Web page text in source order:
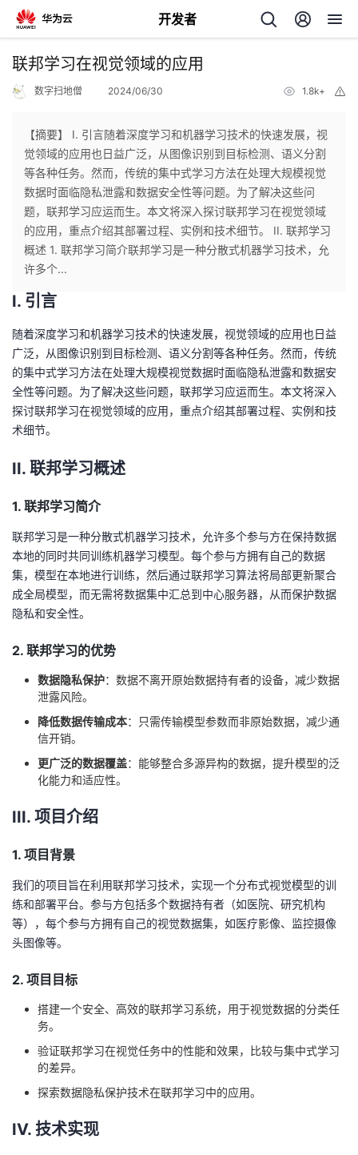
开发者
返
个
人
主
页
我
的
开
发
者
我
的
博
客
我
的
论
坛
我
的
圈
子
我
的
直
播
我
的
活
动
我
的
关
注
我
者
学
堂
我
的
课
程
我
的
认
证
我
的
实
验
我
的
收
Programs
支
持
我
的
术
支
我
云
声
议
联邦学习在视觉领域的应用
数字扫地僧 2024/06/30 1.8k+
【摘要】 I. 引言随着深度学习和机器学习技术的快速发展，视
觉领域的应用也日益广泛，从图像识别到目标检测、语义分割
等各种任务。然而，传统的集中式学习方法在处理大规模视觉
数据时面临隐私泄露和数据安全性等问题。为了解决这些问
题，联邦学习应运而生。本文将深入探讨联邦学习在视觉领域
的应用，重点介绍其部署过程、实例和技术细节。 II. 联邦学习
概述 1. 联邦学习简介联邦学习是一种分散式机器学习技术，允
许多个...
I. 引言
随着深度学习和机器学习技术的快速发展，视觉领域的应用也日益
广泛，从图像识别到目标检测、语义分割等各种任务。然而，传统
的集中式学习方法在处理大规模视觉数据时面临隐私泄露和数据安
全性等问题。为了解决这些问题，联邦学习应运而生。本文将深入
探讨联邦学习在视觉领域的应用，重点介绍其部署过程、实例和技
术细节。
II. 联邦学习概述
1. 联邦学习简介
联邦学习是一种分散式机器学习技术，允许多个参与方在保持数据
本地的同时共同训练机器学习模型。每个参与方拥有自己的数据
集，模型在本地进行训练，然后通过联邦学习算法将局部更新聚合
成全局模型，而无需将数据集中汇总到中心服务器，从而保护数据
隐私和安全性。
2. 联邦学习的优势
数据隐私保护：数据不离开原始数据持有者的设备，减少数据
泄露风险。
降低数据传输成本：只需传输模型参数而非原始数据，减少通
信开销。
更广泛的数据覆盖：能够整合多源异构的数据，提升模型的泛
化能力和适应性。
III. 项目介绍
1. 项目背景
我们的项目旨在利用联邦学习技术，实现一个分布式视觉模型的训
练和部署平台。参与方包括多个数据持有者（如医院、研究机构
等），每个参与方拥有自己的视觉数据集，如医疗影像、监控摄像
头图像等。
2. 项目目标
搭建一个安全、高效的联邦学习系统，用于视觉数据的分类任
务。
验证联邦学习在视觉任务中的性能和效果，比较与集中式学习
的差异。
探索数据隐私保护技术在联邦学习中的应用。
IV. 技术实现